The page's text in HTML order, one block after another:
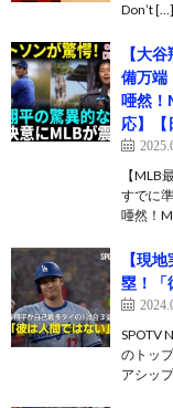
Don’t […]
【大
備万端
唖然！
応】【
【MLB
すでに
唖然！
【現
塁！「
SPOTV
のトッ
アシッ